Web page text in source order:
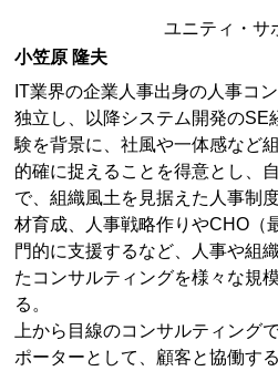
ユニティ・
小笠原 隆夫
IT業界の企業人事出身の人事コ
独立し、以降システム開発のSE
験を背景に、社風や一体感など
的確に捉えることを得意とし、
で、組織風土を見据えた人事制
材育成、人事戦略作りやCHO（
門的に支援するなど、人事や組
たコンサルティングを様々な規
る。
上から目線のコンサルティング
ポーターとして、顧客と協働す